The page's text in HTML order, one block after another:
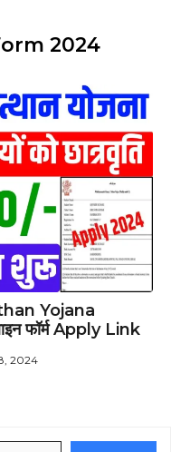
2024
Yojana
फॉर्म Apply Link
2024